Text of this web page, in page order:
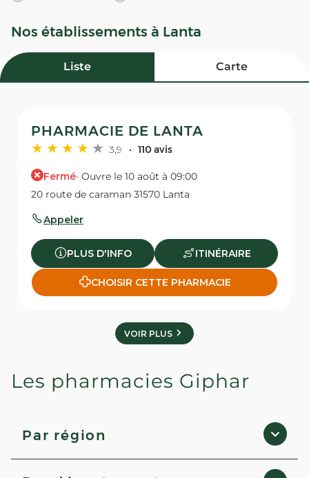
Nos établissements à Lanta
Liste Carte
PHARMACIE DE LANTA
3,9 110 avis
Fermé· Ouvre le 10 août à 09:00
20 route de caraman 31570 Lanta
Appeler
PLUS D'INFO ITINÉRAIRE
CHOISIR CETTE PHARMACIE
VOIR PLUS
Les pharmacies Giphar
Par région